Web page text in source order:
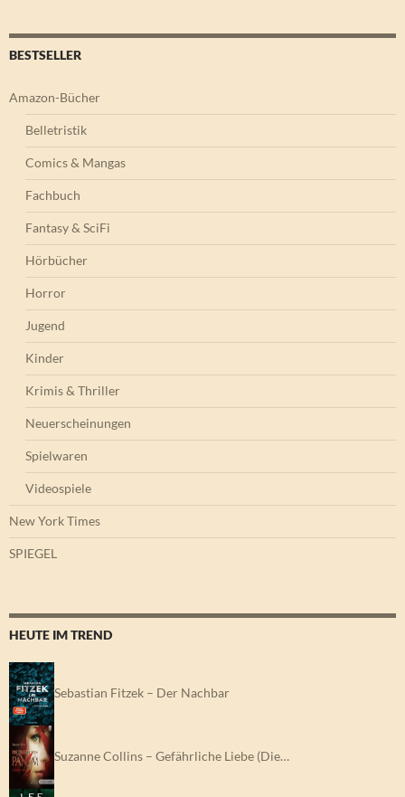
BESTSELLER
Amazon-Bücher
Belletristik
Comics & Mangas
Fachbuch
Fantasy & SciFi
Hörbücher
Horror
Jugend
Kinder
Krimis & Thriller
Neuerscheinungen
Spielwaren
Videospiele
New York Times
SPIEGEL
HEUTE IM TREND
Sebastian Fitzek – Der Nachbar
Suzanne Collins – Gefährliche Liebe (Die…